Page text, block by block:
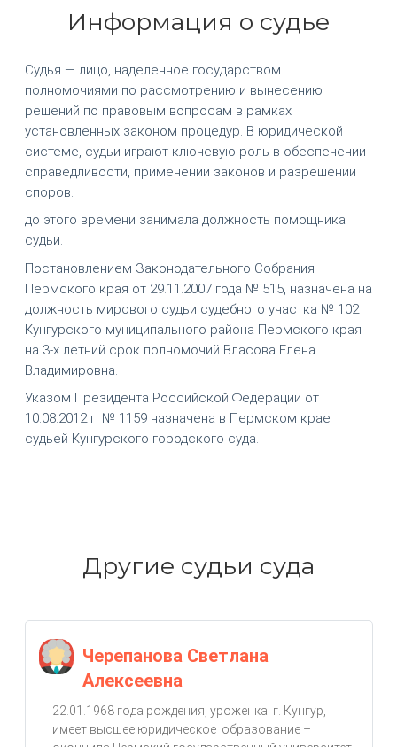
Информация о судье
Судья — лицо, наделенное государством
полномочиями по рассмотрению и вынесению
решений по правовым вопросам в рамках
установленных законом процедур. В юридической
системе, судьи играют ключевую роль в обеспечении
справедливости, применении законов и разрешении
споров.
до этого времени занимала должность помощника
судьи.
Постановлением Законодательного Собрания
Пермского края от 29.11.2007 года № 515, назначена на
должность мирового судьи судебного участка № 102
Кунгурского муниципального района Пермского края
на 3-х летний срок полномочий Власова Елена
Владимировна.
Указом Президента Российской Федерации от
10.08.2012 г. № 1159 назначена в Пермском крае
судьей Кунгурского городского суда.
Другие судьи суда
Черепанова Светлана
Алексеевна
22.01.1968 года рождения, уроженка г. Кунгур,
имеет высшее юридическое образование –